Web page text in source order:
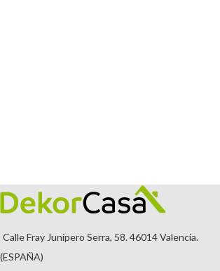
Calle Fray Junípero Serra, 58. 46014 Valencia.
(ESPAÑA)